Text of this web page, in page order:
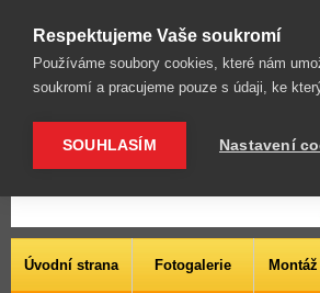
| Obloučkové a dekorativní pletivo | Betonové desky
Úvodní strana Fotogalerie
Respektujeme Vaše soukromí
Používáme soubory cookies, které nám
soukromí a pracujeme pouze s údaji, ke
SOUHLASÍM Nastavení